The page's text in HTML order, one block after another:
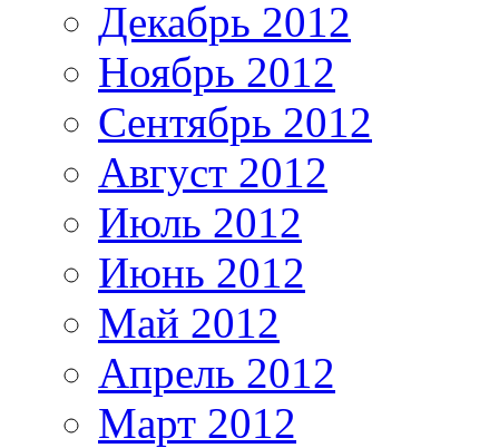
Декабрь 2012
Ноябрь 2012
Сентябрь 2012
Август 2012
Июль 2012
Июнь 2012
Май 2012
Апрель 2012
Март 2012